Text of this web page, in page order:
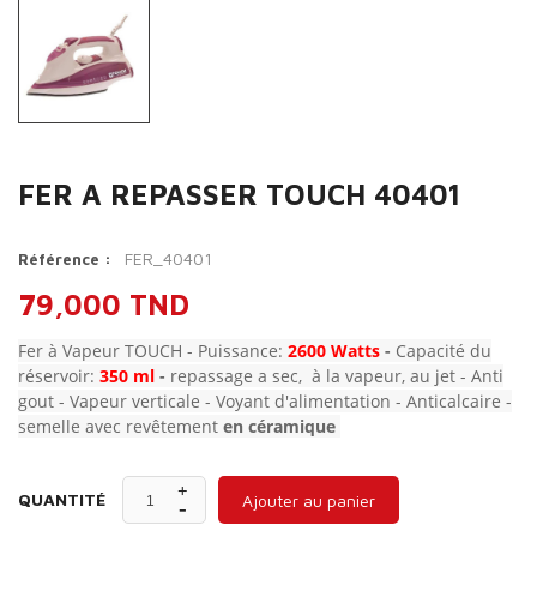
FER A REPASSER TOUCH 40401
Référence : FER_40401
79,000 TND
Fer à Vapeur TOUCH - Puissance: 2600 Watts - Capacité du
réservoir: 350 ml - repassage a sec, à la vapeur, au jet - Anti
gout - Vapeur verticale - Voyant d'alimentation - Anticalcaire -
semelle avec revêtement en céramique
QUANTITÉ Ajouter au panier